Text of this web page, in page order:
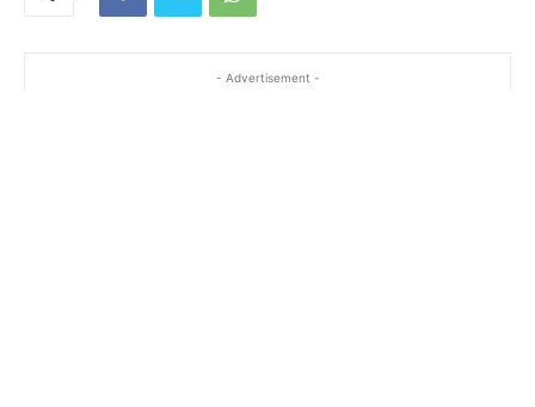
- Advertisement -